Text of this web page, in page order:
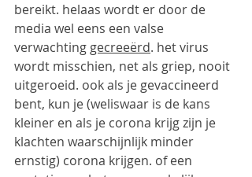
bereikt. helaas wordt er door de
media wel eens een valse
verwachting gecreeërd. het virus
wordt misschien, net als griep, nooit
uitgeroeid. ook als je gevaccineerd
bent, kun je (weliswaar is de kans
kleiner en als je corona krijg zijn je
klachten waarschijnlijk minder
ernstig) corona krijgen. of een